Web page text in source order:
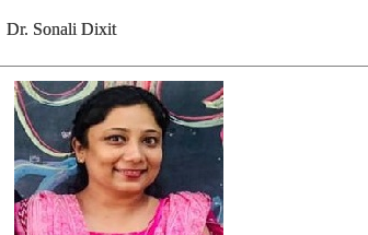
Dr. Sonali Dixit